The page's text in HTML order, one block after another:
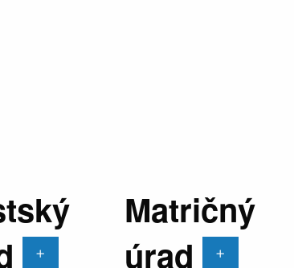
Matričný
úrad